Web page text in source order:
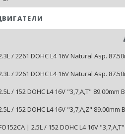
/ 2261 DOHC L4 16V Natural Asp.
/ 2261 DOHC L4 16V Natural Asp.
/ 152 DOHC L4 16V "3,7,A,T" 89.00mm
/ 152 DOHC L4 16V "3,7,A,Z" 89.00mm
| 2.5L / 152 DOHC L4 16V